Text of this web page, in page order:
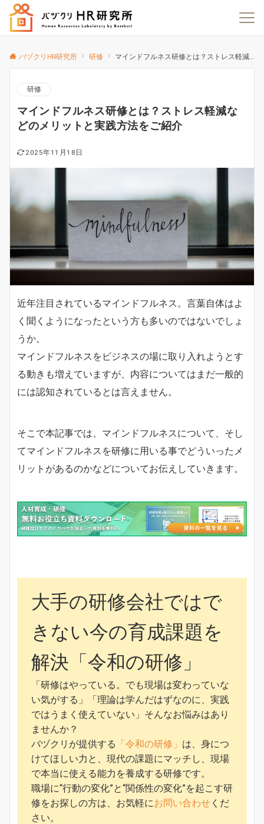
バヅクリHR研究所 研修 マインドフルネス研修とは？ストレス軽減などのメリットと実践方法をご紹介
研修
マインドフルネス研修とは？ストレス軽減な
どのメリットと実践方法をご紹介
2025年11月18日
近年注目されているマインドフルネス。言葉自体はよ
く聞くようになったという方も多いのではないでしょ
うか。
マインドフルネスをビジネスの場に取り入れようとす
る動きも増えていますが、内容についてはまだ一般的
には認知されているとは言えません。
そこで本記事では、マインドフルネスについて、そし
てマインドフルネスを研修に用いる事でどういったメ
リットがあるのかなどについてお伝えしていきます。
大手の研修会社ではで
きない今の育成課題を
解決「令和の研修」
「研修はやっている。でも現場は変わっていな
い気がする」「理論は学んだはずなのに、実践
ではうまく使えていない」そんなお悩みはあり
ませんか？
バヅクリが提供する 「令和の研修」 は、身につ
けてほしい力と、現代の課題にマッチし、現場
で本当に使える能力を養成する研修です。
職場に“行動の変化”と“関係性の変化”を起こす研
修をお探しの方は、お気軽にお問い合わせ くだ
さい。